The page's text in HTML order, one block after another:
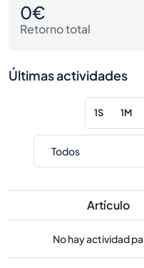
0€
Retorno total
Últimas actividades
1S 1M
Artículo
No hay actividad